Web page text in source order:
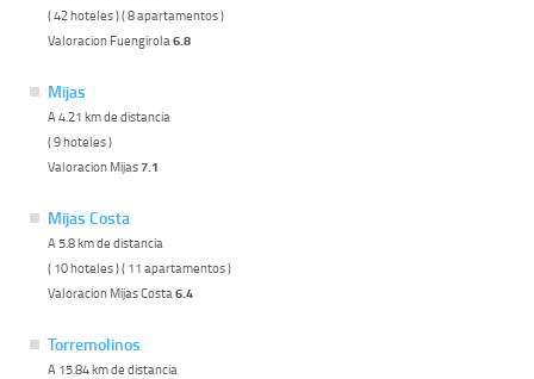
( 42 hoteles ) ( 8 apartamentos )
Valoracion Fuengirola 6.8
Mijas
A 4.21 km de distancia
( 9 hoteles )
Valoracion Mijas7.1
Mijas Costa
A 5.8 km de distancia
( 10 hoteles ) ( 11 apartamentos )
Valoracion Mijas Costa 6.4
Torremolinos
A 15.84 km de distancia